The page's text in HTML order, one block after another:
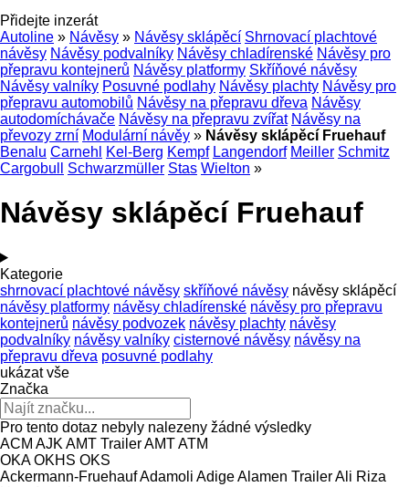
Přidejte inzerát
Autoline » Návěsy » Návěsy sklápěcí Shrnovací plachtové
návěsy Návěsy podvalníky Návěsy chladírenské Návěsy pro
přepravu kontejnerů Návěsy platformy Skříňové návěsy
Návěsy valníky Posuvné podlahy Návěsy plachty Návěsy pro
přepravu automobilů Návěsy na přepravu dřeva Návěsy
autodomíchávače Návěsy na přepravu zvířat Návěsy na
převozy zrní Modulární návěy » Návěsy sklápěcí Fruehauf
Benalu Carnehl Kel-Berg Kempf Langendorf Meiller Schmitz
Cargobull
Schwarzmüller Stas Wielton »
Návěsy sklápěcí Fruehauf
Kategorie
shrnovací plachtové návěsy skříňové návěsy návěsy sklápěcí
návěsy platformy návěsy chladírenské návěsy pro přepravu
kontejnerů návěsy podvozek návěsy plachty návěsy
podvalníky návěsy valníky cisternové návěsy návěsy na
přepravu dřeva posuvné podlahy
ukázat vše
Značka
Pro tento dotaz nebyly nalezeny žádné výsledky
ACM AJK AMT TrailerAMTATM
OKA OKHS OKS
Ackermann-FruehaufAdamoli AdigeAlamen TrailerAli Riza